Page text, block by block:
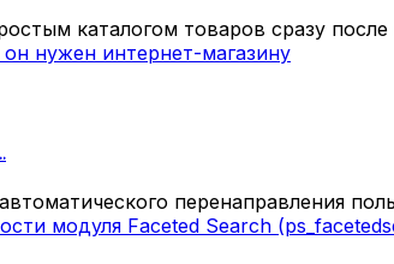
каталогом товаров сразу
перенаправления